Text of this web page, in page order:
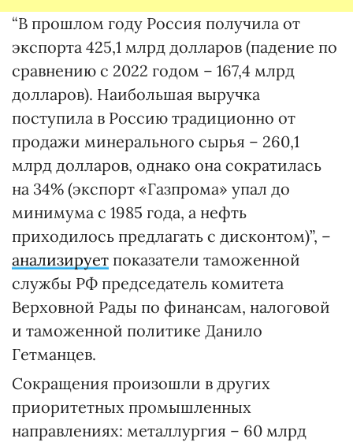
“В прошлом году Россия получила от
экспорта 425,1 млрд долларов (падение по
сравнению с 2022 годом – 167,4 млрд
долларов). Наибольшая выручка
поступила в Россию традиционно от
продажи минерального сырья – 260,1
млрд долларов, однако она сократилась
на 34% (экспорт «Газпрома» упал до
минимума с 1985 года, а нефть
приходилось предлагать с дисконтом)”, –
анализирует показатели таможенной
службы РФ председатель комитета
Верховной Рады по финансам, налоговой
и таможенной политике Данило
Гетманцев.
Сокращения произошли в других
приоритетных промышленных
направлениях: металлургия – 60 млрд